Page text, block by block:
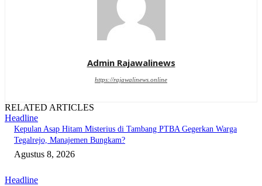
Admin Rajawalinews
https://rajawalinews.online
RELATED ARTICLES
Headline
Kepulan Asap Hitam Misterius di Tambang PTBA Gegerkan Warga
Tegalrejo, Manajemen Bungkam?
Agustus 8, 2026
Headline